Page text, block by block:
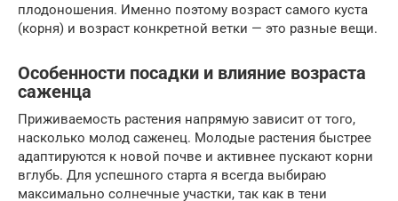
плодоношения. Именно поэтому возраст самого куста
(корня) и возраст конкретной ветки — это разные вещи.
Особенности посадки и влияние возраста
саженца
Приживаемость растения напрямую зависит от того,
насколько молод саженец. Молодые растения быстрее
адаптируются к новой почве и активнее пускают корни
вглубь. Для успешного старта я всегда выбираю
максимально солнечные участки, так как в тени